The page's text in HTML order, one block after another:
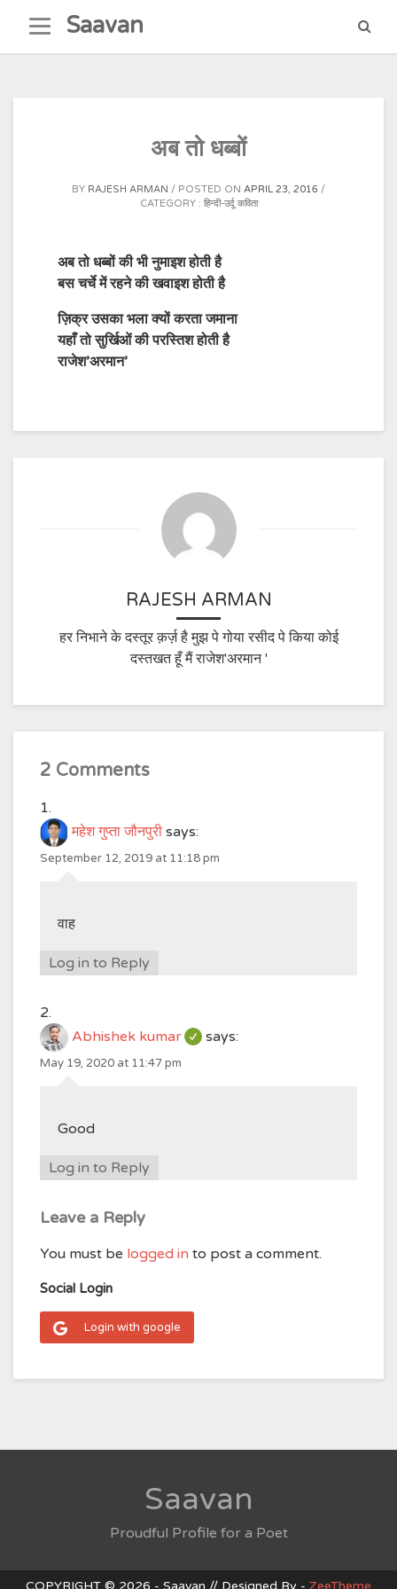
content
Saavan
अब तो धब्बों
BY RAJESH ARMAN POSTED ON APRIL 23, 2016
CATEGORY : हिन्दी-उर्दू कविता
अब तो धब्बों की भी नुमाइश होती है
बस चर्चे में रहने की खवाइश होती है
ज़िक्र उसका भला क्यों करता जमाना
यहाँ तो सुर्खिओं की परस्तिश होती है
राजेश’अरमान’
RAJESH ARMAN
हर निभाने के दस्तूर क़र्ज़ है मुझ पे गोया रसीद पे किया कोई
दस्तखत हूँ मैं राजेश'अरमान '
2 Comments
महेश गुप्ता जौनपुरी says:
September 12, 2019 at 11:18 pm
वाह
Log in to Reply
Abhishek kumar says:
May 19, 2020 at 11:47 pm
Good
Log in to Reply
Leave a Reply
You must be logged in to post a comment.
Social Login
Login with google
Saavan
Proudful Profile for a Poet